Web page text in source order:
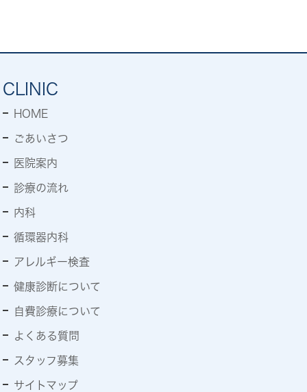
CLINIC
HOME
ごあいさつ
医院案内
診療の流れ
内科
循環器内科
アレルギー検査
健康診断について
自費診療について
よくある質問
スタッフ募集
サイトマップ